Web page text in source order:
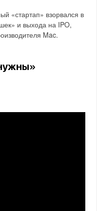
«стартап» взорвался в
и выхода на IPO,
Mac.